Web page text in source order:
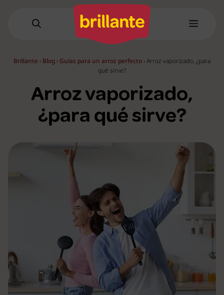
Menú
Brillante › Blog › Guías para un arroz perfecto ›Arroz vaporizado, ¿para
qué sirve?
Arroz vaporizado,
¿para qué sirve?